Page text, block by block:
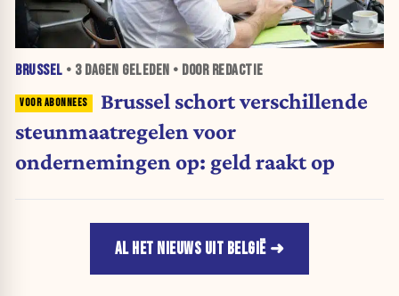
BRUSSEL • 3 DAGEN GELEDEN • DOOR REDACTIE
Brussel schort verschillende
steunmaatregelen voor
ondernemingen op: geld raakt op
AL HET NIEUWS UIT BELGIË